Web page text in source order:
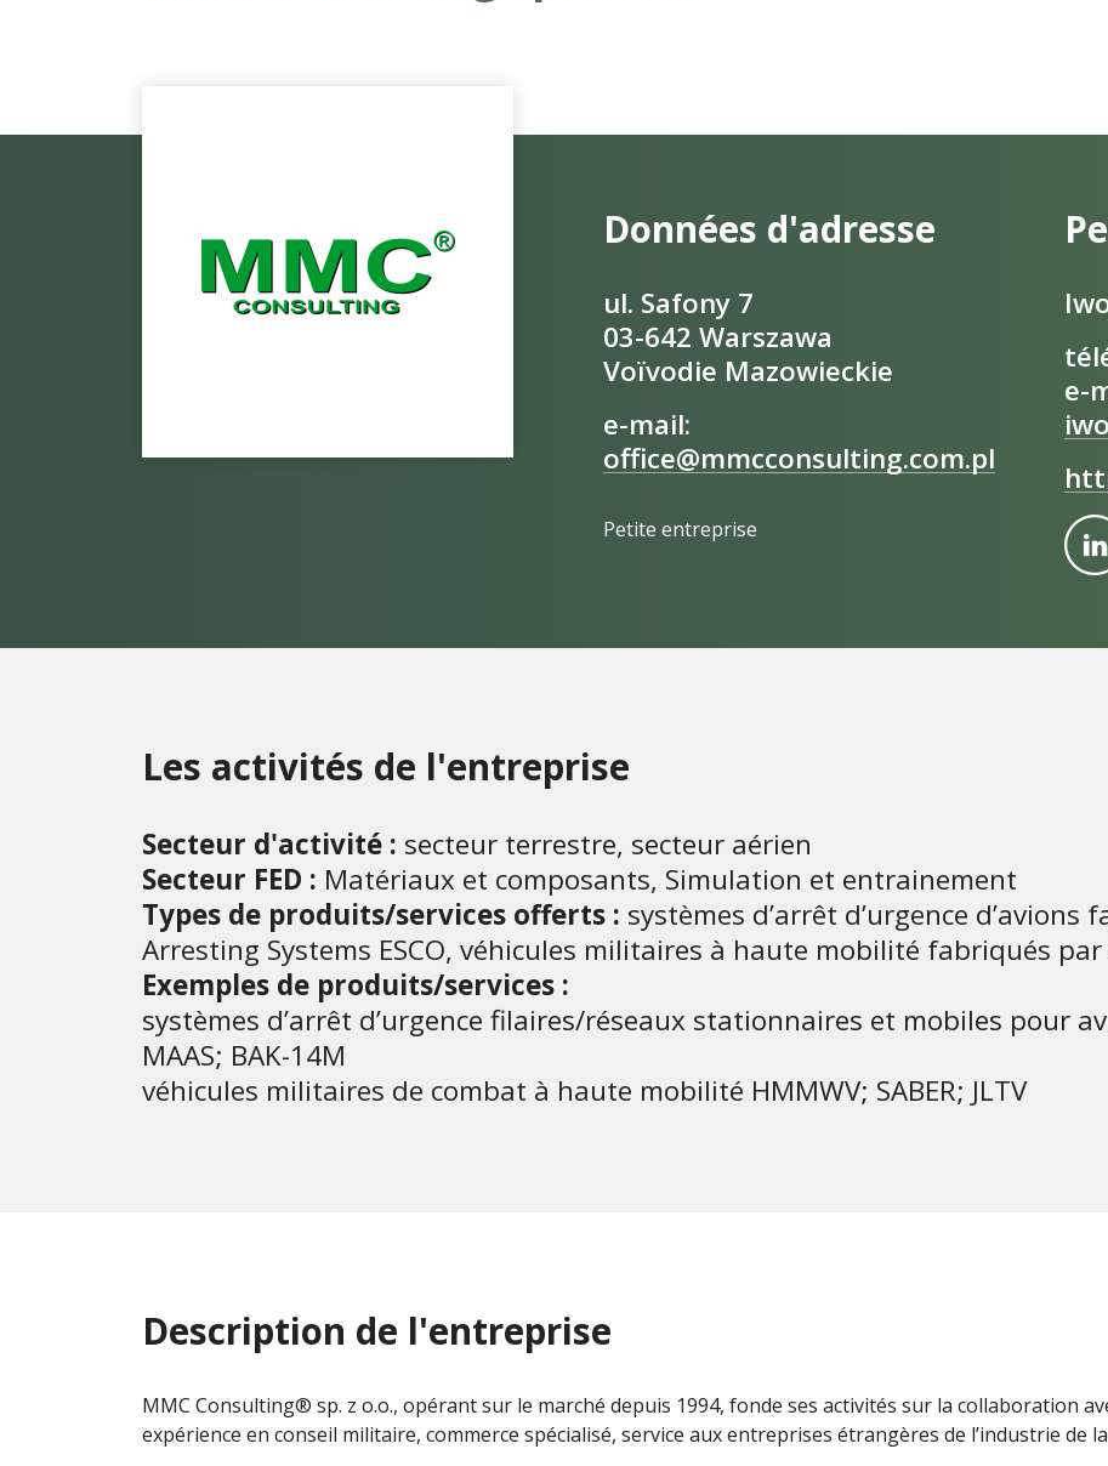
Données d'adresse
ul. Safony 7
03-642 Warszawa
Voïvodie Mazowieckie
e-mail:
office@mmcconsulting.com.pl
e-
Petite entreprise
Les activités de l'entreprise
Secteur d'activité : secteur terrestre, secteur aérien
Secteur FED : Matériaux et composants, Simulation et entrainement
Types de produits/services offerts : systèmes d’arrêt d’urgence
Arresting Systems ESCO, véhicules militaires à haute mobilité fabriqués par
Exemples de produits/services :
systèmes d’arrêt d’urgence filaires/réseaux stationnaires et mobiles pour
MAAS; BAK-14M
véhicules militaires de combat à haute mobilité HMMWV; SABER; JLTV
Description de l'entreprise
MMC Consulting® sp. z o.o., opérant sur le marché depuis 1994, fonde ses activités sur la collaboration
expérience en conseil militaire, commerce spécialisé, service aux entreprises étrangères de l’industrie de